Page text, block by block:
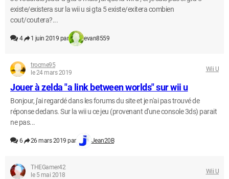
existe/existera sur la wii u si gta 5 existe/exitera combien
cout/coutera?...
4 1 juin 2019 par evan8559
trocme95
le 24 mars 2019
Wii U
Jouer à zelda "a link between worlds" sur wii u
Bonjour, j'ai regardé dans les forums du site et je n'ai pas trouvé de
réponse dedans. Sur la wii u ce jeu (provenant d'une console 3ds) parait
ne pas...
6 26 mars 2019 par Jean20B
THEGamer42
le 5 mai 2018
Wii U